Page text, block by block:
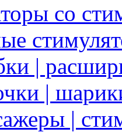
со
|
|
|